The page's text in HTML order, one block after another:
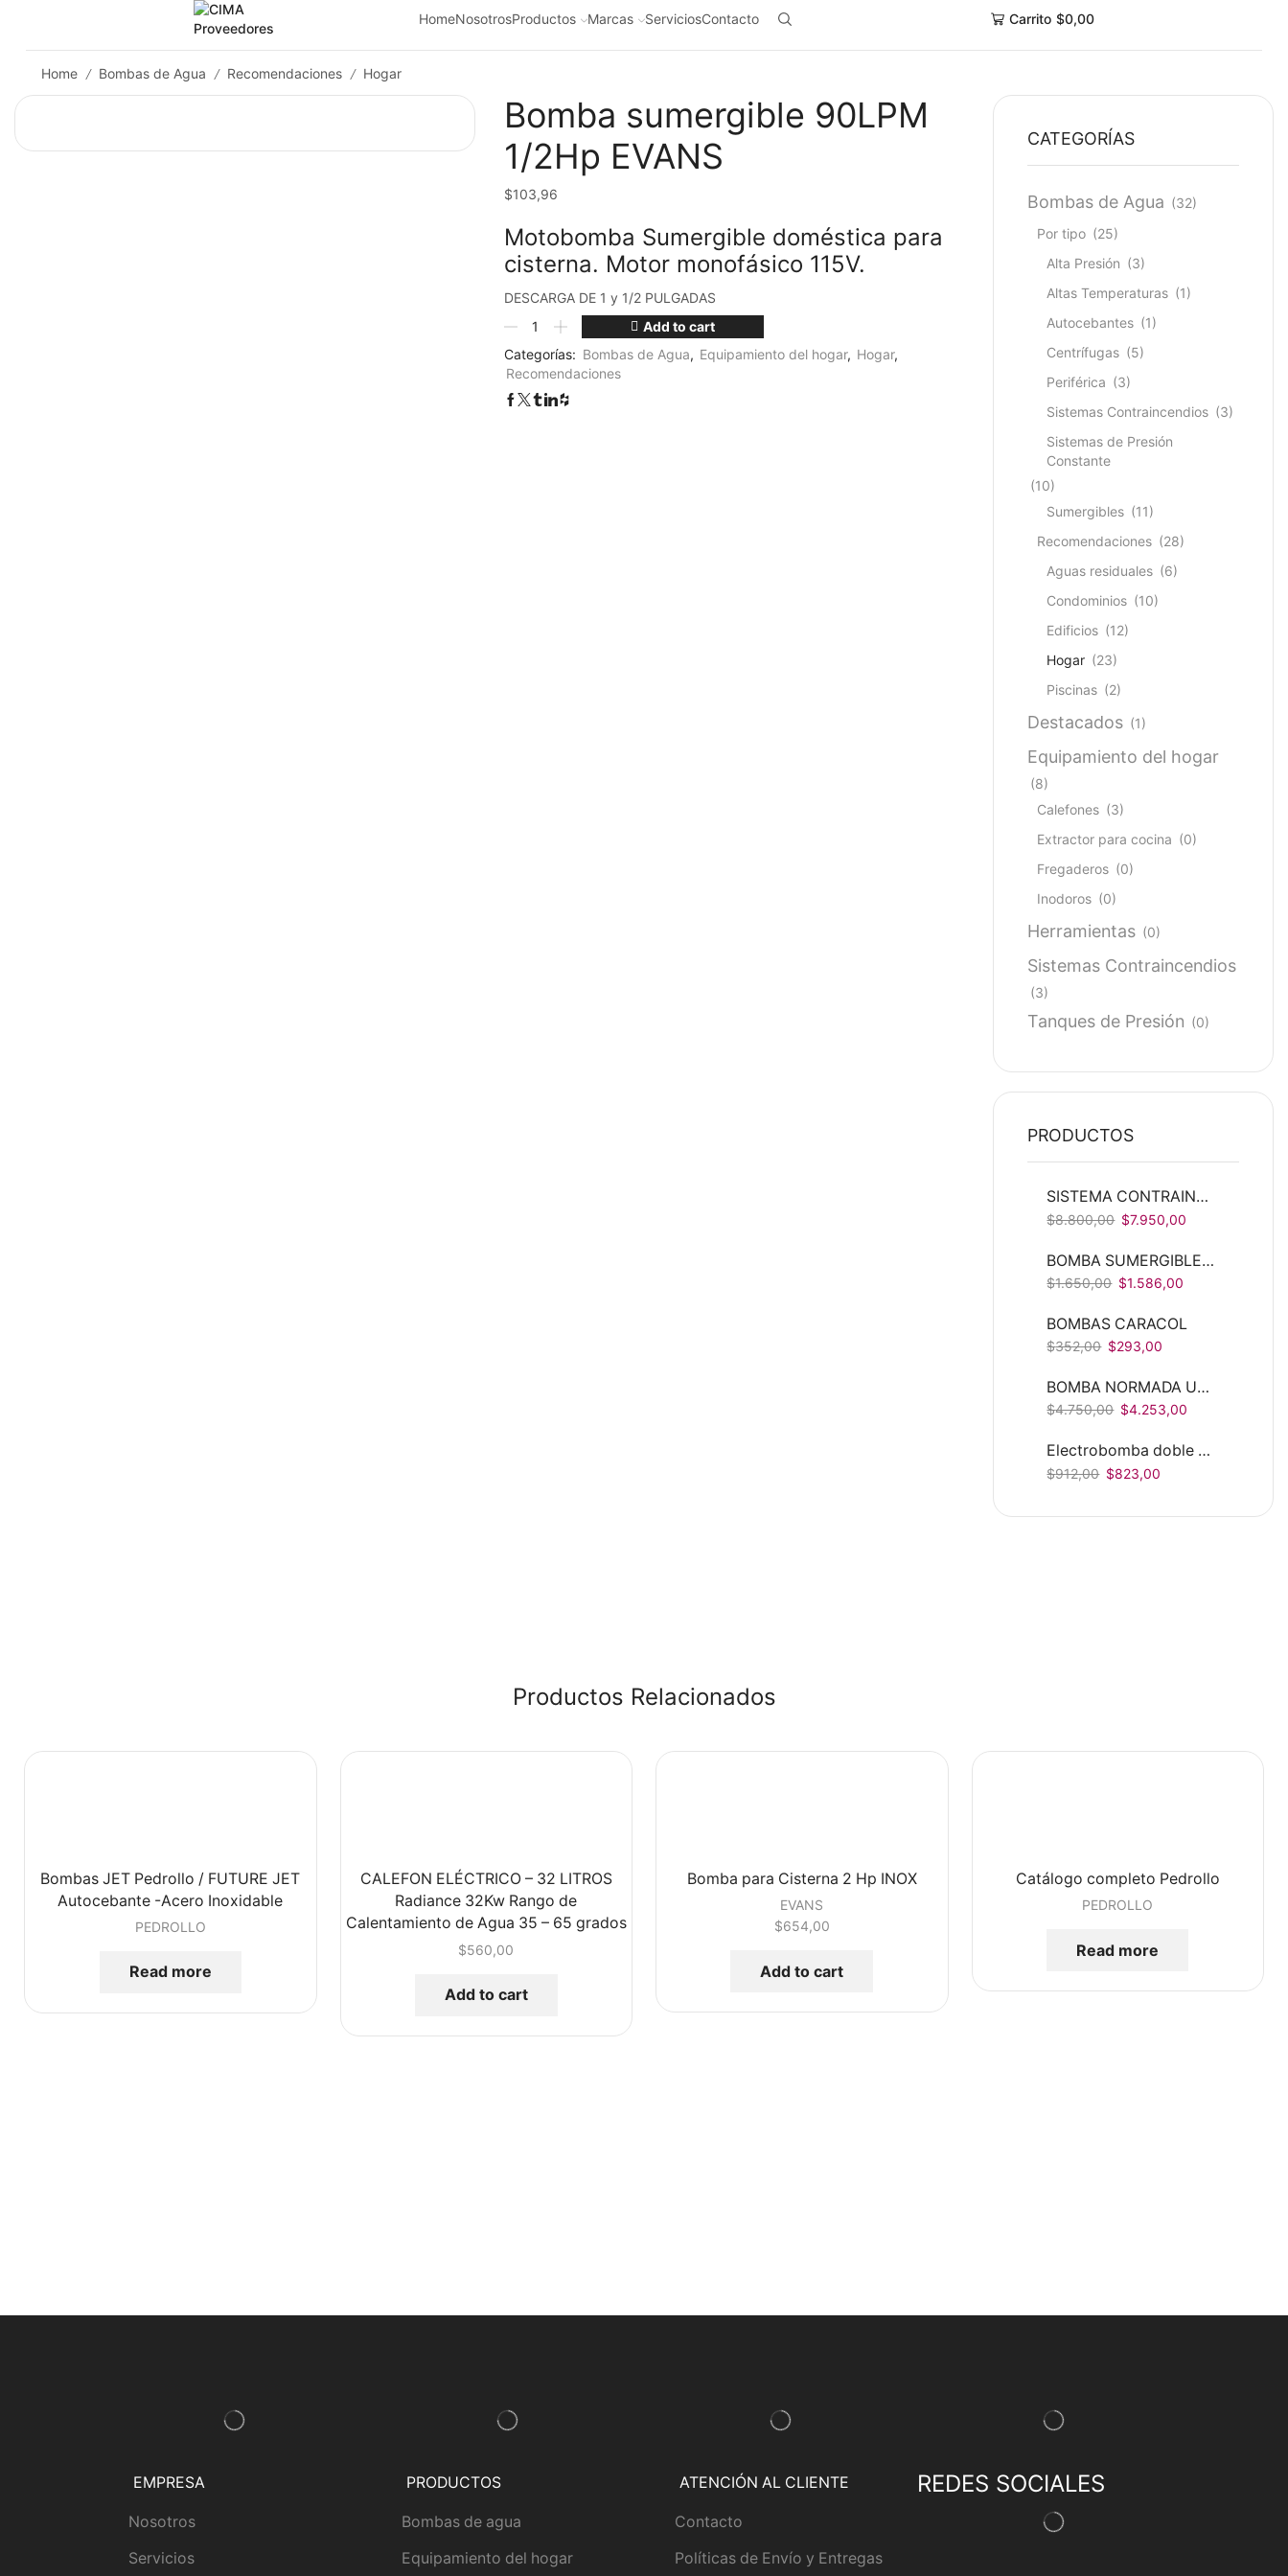
HomeNosotrosProductos Marcas ServiciosContacto Carrito $0,00
Home / Bombas de Agua / Recomendaciones / Hogar
Bomba sumergible 90LPM
1/2Hp EVANS
$103,96
Motobomba Sumergible doméstica para
cisterna. Motor monofásico 115V.
DESCARGA DE 1 y 1/2 PULGADAS
Add to cart
Categorías: Bombas de Agua, Equipamiento del hogar, Hogar,
Recomendaciones
CATEGORÍAS
Bombas de Agua (32)
Por tipo (25)
Alta Presión (3)
Altas Temperaturas (1)
Autocebantes (1)
Centrífugas (5)
Periférica (3)
Sistemas Contraincendios (3)
Sistemas de Presión
Constante
(10)
Sumergibles (11)
Recomendaciones (28)
Aguas residuales (6)
Condominios (10)
Edificios (12)
Hogar (23)
Piscinas (2)
Destacados (1)
Equipamiento del hogar
(8)
Calefones (3)
Extractor para cocina (0)
Fregaderos (0)
Inodoros (0)
Herramientas (0)
Sistemas Contraincendios
(3)
Tanques de Presión (0)
PRODUCTOS
SISTEMA CONTRAINCENDIOS SCI (PREARMADO)
$8.800,00 $7.950,00
BOMBA SUMERGIBLE AGUAS RESIDUALES DESDE 2HP
$1.650,00 $1.586,00
BOMBAS CARACOL
$352,00 $293,00
BOMBA NORMADA UL FIRE - SCI (SISTEMA CONTRAINCENDIOS)
$4.750,00 $4.253,00
Electrobomba doble rodete 3HP 220V/440V 1 1/4" X 1" ( 160l/m - 32 mca)
$912,00 $823,00
Productos Relacionados
Bombas JET Pedrollo / FUTURE JET
Autocebante -Acero Inoxidable
PEDROLLO
Read more
CALEFON ELÉCTRICO – 32 LITROS
Radiance 32Kw Rango de
Calentamiento de Agua 35 – 65 grados
$560,00
Add to cart
Bomba para Cisterna 2 Hp INOX
EVANS
$654,00
Add to cart
Catálogo completo Pedrollo
PEDROLLO
Read more
EMPRESA
Nosotros
Servicios
PRODUCTOS
Bombas de agua
Equipamiento del hogar
ATENCIÓN AL CLIENTE
Contacto
Políticas de Envío y Entregas
REDES SOCIALES